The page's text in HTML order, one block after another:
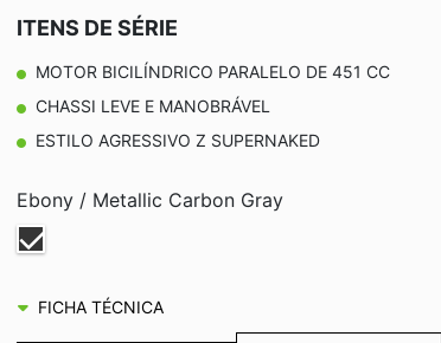
ITENS DE SÉRIE
MOTOR BICILÍNDRICO PARALELO DE 451 CC
CHASSI LEVE E MANOBRÁVEL
ESTILO AGRESSIVO Z SUPERNAKED
Ebony / Metallic Carbon Gray
FICHA TÉCNICA